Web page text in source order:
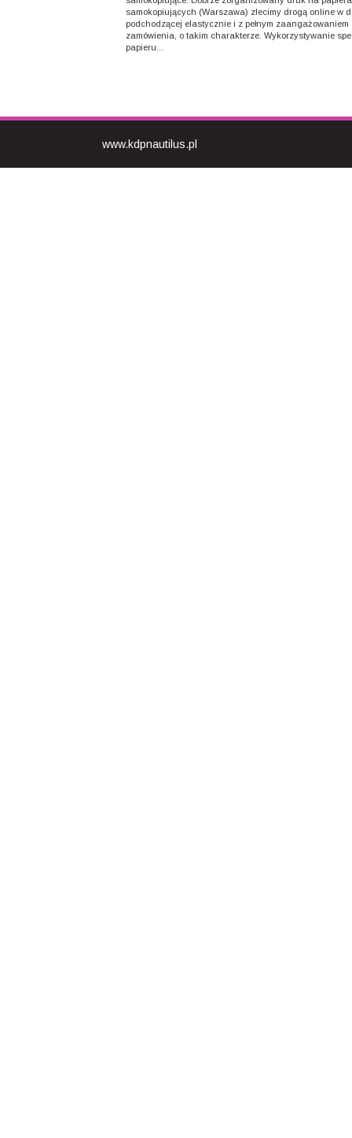
samokopiujących (Warszawa) zlecimy drogą online w
podchodzącej elastycznie i z pełnym zaangażowaniem
zamówienia, o takim charakterze. Wykorzystywanie
papieru...
www.kdpnautilus.pl